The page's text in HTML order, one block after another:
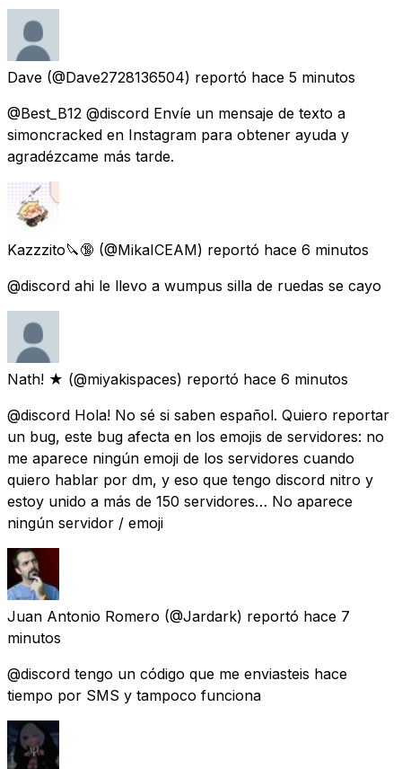
Dave (@Dave2728136504) reportó hace 5 minutos
@Best_B12 @discord Envíe un mensaje de texto a
simoncracked en Instagram para obtener ayuda y
agradézcame más tarde.
Kazzzito🔪🔞 (@MikaICEAM) reportó hace 6 minutos
@discord ahi le llevo a wumpus silla de ruedas se cayo
Nath! ★ (@miyakispaces) reportó hace 6 minutos
@discord Hola! No sé si saben español. Quiero reportar
un bug, este bug afecta en los emojis de servidores: no
me aparece ningún emoji de los servidores cuando
quiero hablar por dm, y eso que tengo discord nitro y
estoy unido a más de 150 servidores… No aparece
ningún servidor / emoji
Juan Antonio Romero (@Jardark) reportó hace 7
minutos
@discord tengo un código que me enviasteis hace
tiempo por SMS y tampoco funciona